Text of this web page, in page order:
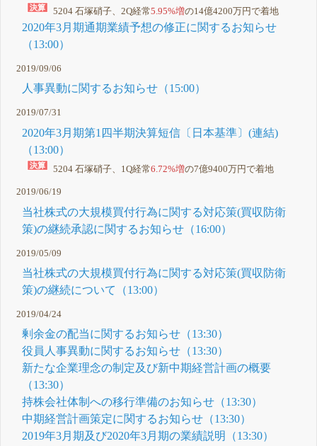
5204 石塚硝子、2Q経常5.95%増の14億4200万円で着地
2020年3月期通期業績予想の修正に関するお知らせ
（13:00）
2019/09/06
人事異動に関するお知らせ（15:00）
2019/07/31
2020年3月期第1四半期決算短信〔日本基準〕(連結)
（13:00）
5204 石塚硝子、1Q経常6.72%増の7億9400万円で着地
2019/06/19
当社株式の大規模買付行為に関する対応策(買収防衛
策)の継続承認に関するお知らせ（16:00）
2019/05/09
当社株式の大規模買付行為に関する対応策(買収防衛
策)の継続について（13:00）
2019/04/24
剰余金の配当に関するお知らせ（13:30）
役員人事異動に関するお知らせ（13:30）
新たな企業理念の制定及び新中期経営計画の概要
（13:30）
持株会社体制への移行準備のお知らせ（13:30）
中期経営計画策定に関するお知らせ（13:30）
2019年3月期及び2020年3月期の業績説明（13:30）